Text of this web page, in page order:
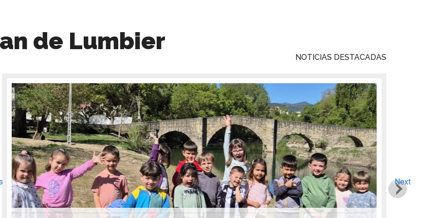
de Lumbier
NOTICIAS DESTACADAS
Next